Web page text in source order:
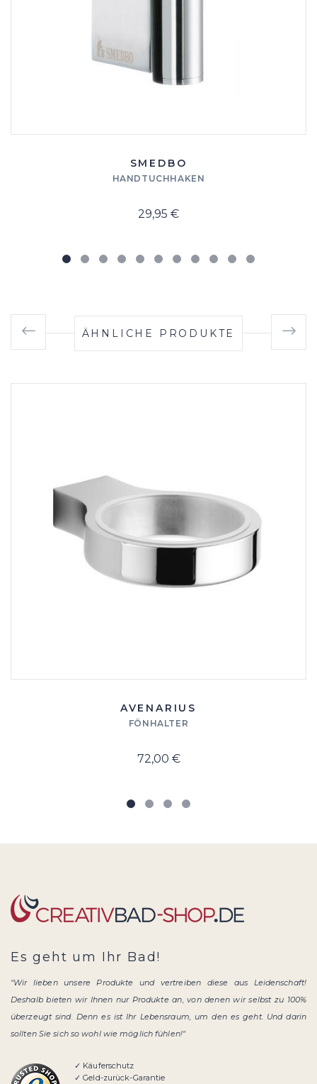
SMEDBO
HANDTUCHHAKEN
29,95 €
ÄHNLICHE PRODUKTE
AVENARIUS
FÖNHALTER
72,00 €
Es geht um Ihr Bad!
"Wir lieben unsere Produkte und vertreiben diese aus Leidenschaft!
Deshalb bieten wir Ihnen nur Produkte an, von denen wir selbst zu 100%
überzeugt sind. Denn es ist Ihr Lebensraum, um den es geht. Und darin
sollten Sie sich so wohl wie möglich fühlen!"
✓ Käuferschutz
✓ Geld-zurück-Garantie